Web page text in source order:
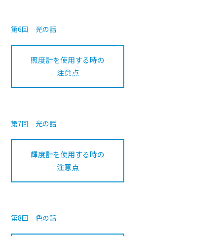
第6回 光の話
照度計を使用する時の
注意点
第7回 光の話
輝度計を使用する時の
注意点
第8回 色の話